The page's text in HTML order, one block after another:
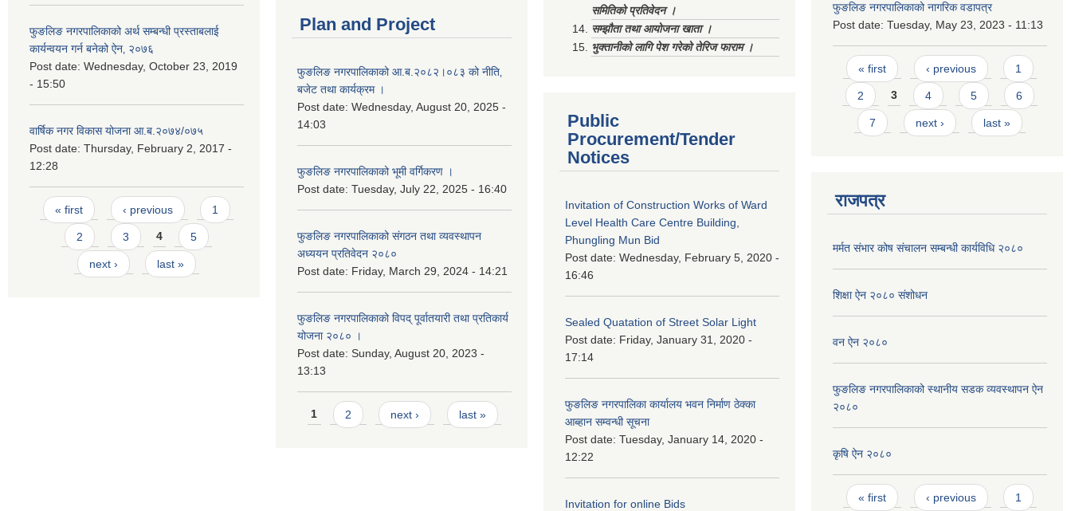
फुङलिङ नगरपालिकाको अर्थ सम्बन्धी प्रस्ताबलाई
कार्यन्वयन गर्न बनेको ऐन‚ २०७६
Post date: Wednesday, October 23, 2019
- 15:50
वार्षिक नगर विकास योजना आ.ब.२०७४/०७५
Post date: Thursday, February 2, 2017 -
12:28
Pages
« first ‹ previous 1
2 3 4 5
next › last »
Plan and Project
फुङलिङ नगरपालिकाको आ.ब.२०८२।०८३ को नीति‚
बजेट तथा कार्यक्रम ।
Post date: Wednesday, August 20, 2025 -
14:03
फुङलिङ नगरपालिकाको भूमी वर्गिकरण ।
Post date: Tuesday, July 22, 2025 - 16:40
फुङलिङ नगरपालिकाको संगठन तथा व्यवस्थापन
अध्ययन प्रतिवेदन २०८०
Post date: Friday, March 29, 2024 - 14:21
फुङलिङ नगरपालिकाको विपद् पूर्वातयारी तथा प्रतिकार्य
योजना २०८० ।
Post date: Sunday, August 20, 2023 -
13:13
Pages
1 2 next › last »
समितिको प्रतिवेदन ।
सम्झौता तथा आयोजना खाता ।
भुक्तानीको लागि पेश गरेको तेरिज फाराम ।
Public
Procurement/Tender
Notices
Invitation of Construction Works of Ward
Level Health Care Centre Building,
Phungling Mun Bid
Post date: Wednesday, February 5, 2020 -
16:46
Sealed Quatation of Street Solar Light
Post date: Friday, January 31, 2020 -
17:14
फुङलिङ नगरपालिका कार्यालय भवन निर्माण ठेक्का
आब्हान सम्वन्धी सूचना
Post date: Tuesday, January 14, 2020 -
12:22
Invitation for online Bids
फुङलिङ नगरपालिकाको नागरिक वडापत्र
Post date: Tuesday, May 23, 2023 - 11:13
Pages
« first ‹ previous 1
2 3 4 5 6
7 next › last »
राजपत्र
मर्मत संभार कोष संचालन सम्बन्धी कार्यविधि २०८०
शिक्षा ऐन २०८० संशोधन
वन ऐन २०८०
फुङलिङ नगरपालिकाको स्थानीय सडक व्यवस्थापन ऐन
२०८०
कृषि ऐन २०८०
Pages
« first ‹ previous 1